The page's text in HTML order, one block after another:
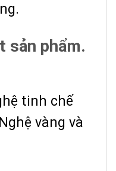
sản phẩm.
tinh chế
vàng và